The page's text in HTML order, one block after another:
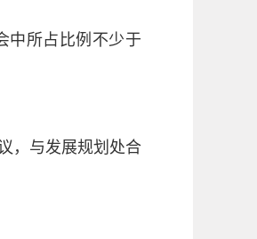
中所占比例不少于
，与发展规划处合